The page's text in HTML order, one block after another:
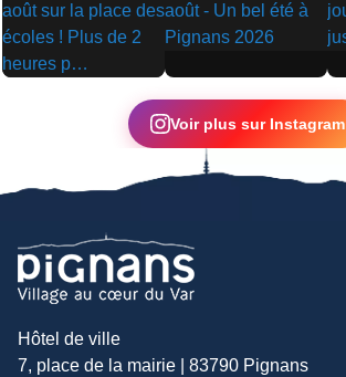
▶
▶ ▶
Voir plus sur Instagram
Hôtel de ville
7, place de la mairie | 83790 Pignans